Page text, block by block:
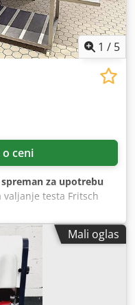
1 / 5
ceni
spreman za upotrebu
valjanje testa Fritsch
prerađivanje. Širina
opseg razmaka
98 mm,
kg, brzina trake: 50
3300 mm/1250
je inspekcija na
Mali oglas